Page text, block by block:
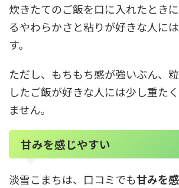
炊きたてのご飯を口に入れたとき
るやわらかさと粘りが好きな人に
す。
ただし、もちもち感が強いぶん、
したご飯が好きな人には少し重た
ません。
甘みを感じやすい
淡雪こまちは、口コミでも甘みを